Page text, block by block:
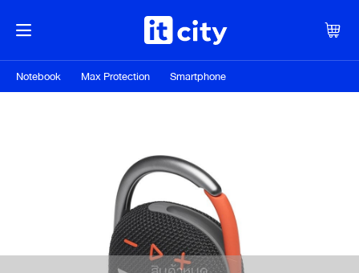
Notebook Max Protection Smartphone